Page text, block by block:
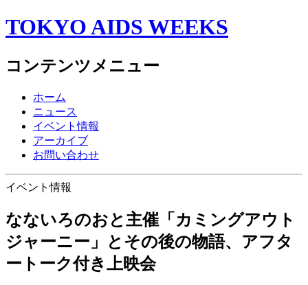
TOKYO AIDS WEEKS
コンテンツメニュー
ホーム
ニュース
イベント情報
アーカイブ
お問い合わせ
イベント情報
なないろのおと主催「カミングアウト
ジャーニー」とその後の物語、アフタ
ートーク付き上映会